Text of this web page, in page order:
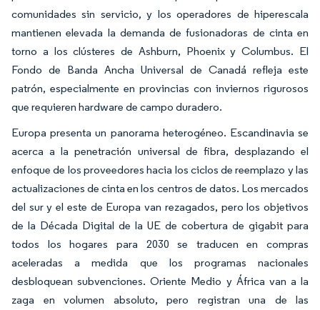
comunidades sin servicio, y los operadores de hiperescala
mantienen elevada la demanda de fusionadoras de cinta en
torno a los clústeres de Ashburn, Phoenix y Columbus. El
Fondo de Banda Ancha Universal de Canadá refleja este
patrón, especialmente en provincias con inviernos rigurosos
que requieren hardware de campo duradero.
Europa presenta un panorama heterogéneo. Escandinavia se
acerca a la penetración universal de fibra, desplazando el
enfoque de los proveedores hacia los ciclos de reemplazo y las
actualizaciones de cinta en los centros de datos. Los mercados
del sur y el este de Europa van rezagados, pero los objetivos
de la Década Digital de la UE de cobertura de gigabit para
todos los hogares para 2030 se traducen en compras
aceleradas a medida que los programas nacionales
desbloquean subvenciones. Oriente Medio y África van a la
zaga en volumen absoluto, pero registran una de las